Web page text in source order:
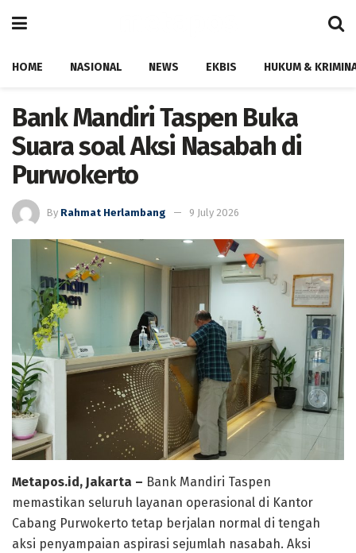
HOME NASIONAL NEWS EKBIS HUKUM &
Bank Mandiri Taspen Buka
Suara soal Aksi Nasabah di
Purwokerto
By Rahmat Herlambang 9 July 2026
Metapos.id, Jakarta – Bank Mandiri Taspen
memastikan seluruh layanan operasional di Kantor
Cabang Purwokerto tetap berjalan normal di tengah
aksi penyampaian aspirasi sejumlah nasabah. Aksi